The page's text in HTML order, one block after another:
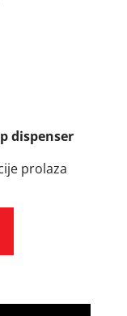
dispenser
prolaza